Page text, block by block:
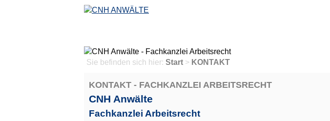
Sie befinden sich hier: Start > KONTAKT
KONTAKT - FACHKANZLEI ARBEITSRECHT
CNH Anwälte
Fachkanzlei Arbeitsrecht